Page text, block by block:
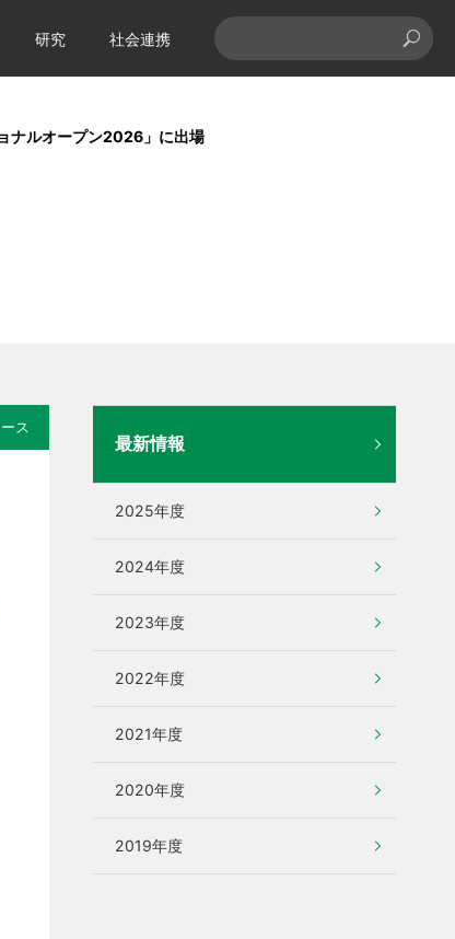
研究 社会連携
ナルオープン2026」に出場
ス
最新情報
2025年度
2024年度
2023年度
2022年度
2021年度
2020年度
2019年度